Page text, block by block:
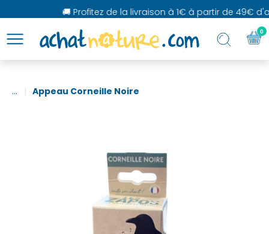
🚚 Profitez de la livraison à 1€ à partir de 49€
... Appeau Corneille Noire
0